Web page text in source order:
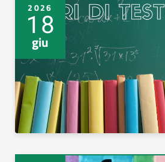
2026
18
giu